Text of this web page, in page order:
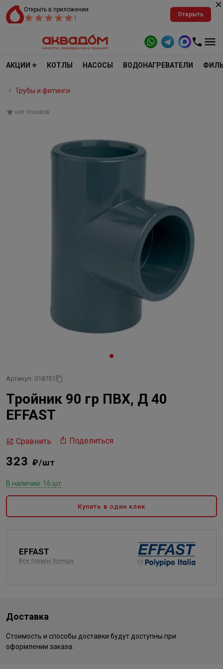
Открыть в приложении
1
Открыть
АКЦИИ ⭐ КОТЛЫ НАСОСЫ ВОДОНАГРЕВАТЕЛИ
Трубы и фитинги
нет отзывов
Артикул: 018751
Тройник 90 гр ПВХ, Д 40
EFFAST
Сравнить Поделиться
323 ₽/шт
В наличии: 16 шт
Купить в один клик
EFFAST
Все товары бренда
Доставка
Стоимость и способы доставки будут доступны при
оформлении заказа.